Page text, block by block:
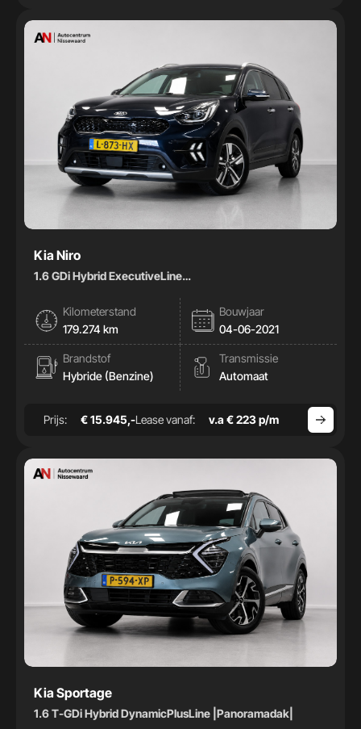
Kia Niro
1.6 GDi Hybrid ExecutiveLine
Kilometerstand
179.274 km
Bouwjaar
04-06-2021
Brandstof
Hybride (Benzine)
Transmissie
Automaat
Prijs: € 15.945,-Lease vanaf: v.a € 223 p/m
Kia Sportage
1.6 T-GDi Hybrid DynamicPlusLine |Panoramadak|